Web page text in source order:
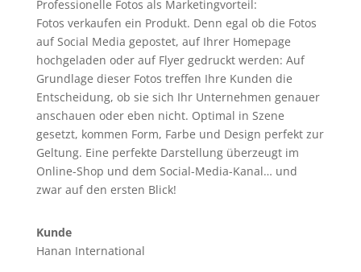
Professionelle Fotos als Marketingvorteil:
Fotos verkaufen ein Produkt. Denn egal ob die Fotos
auf Social Media gepostet, auf Ihrer Homepage
hochgeladen oder auf Flyer gedruckt werden: Auf
Grundlage dieser Fotos treffen Ihre Kunden die
Entscheidung, ob sie sich Ihr Unternehmen genauer
anschauen oder eben nicht. Optimal in Szene
gesetzt, kommen Form, Farbe und Design perfekt zur
Geltung. Eine perfekte Darstellung überzeugt im
Online-Shop und dem Social-Media-Kanal… und
zwar auf den ersten Blick!
Kunde
Hanan International